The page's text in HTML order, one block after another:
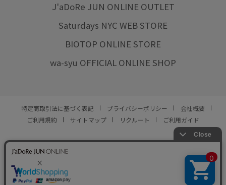
J'aDoRe JUN ONLINE OUTLET
Saturdays NYC WEB STORE
BIOTOP ONLINE STORE
wa-syu OFFICIAL ONLINE SHOP
特定商取引法に基づく表記 プライバシーポリシー
会社概要
ご利用規約
サイトマップ リクルート ご利用ガイド
© JUN CO.,LTD. ALL RIGHTS RESERVED.